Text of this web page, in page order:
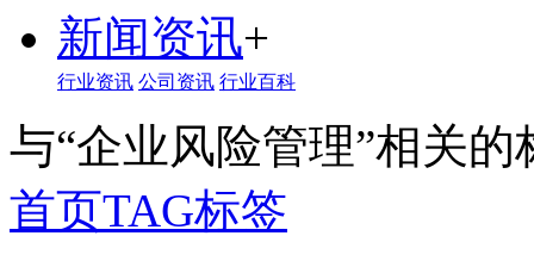
新闻资讯+
行业资讯 公司资讯 行业百科
与“企业风险管理”相关的
首页TAG标签